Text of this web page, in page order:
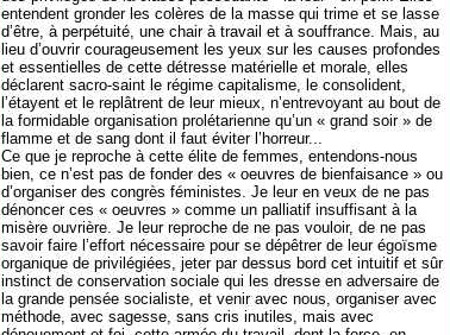
entendent gronder les colères de la masse qui trime et se lasse
d’être, à perpétuité, une chair à travail et à souffrance. Mais, au
lieu d’ouvrir courageusement les yeux sur les causes profondes
et essentielles de cette détresse matérielle et morale, elles
déclarent sacro-saint le régime capitalisme, le consolident,
l’étayent et le replâtrent de leur mieux, n’entrevoyant au bout de
la formidable organisation prolétarienne qu’un « grand soir » de
flamme et de sang dont il faut éviter l’horreur...
Ce que je reproche à cette élite de femmes, entendons-nous
bien, ce n’est pas de fonder des « oeuvres de bienfaisance » ou
d’organiser des congrès féministes. Je leur en veux de ne pas
dénoncer ces « oeuvres » comme un palliatif insuffisant à la
misère ouvrière. Je leur reproche de ne pas vouloir, de ne pas
savoir faire l’effort nécessaire pour se dépêtrer de leur égoïsme
organique de privilégiées, jeter par dessus bord cet intuitif et sûr
instinct de conservation sociale qui les dresse en adversaire de
la grande pensée socialiste, et venir avec nous, organiser avec
méthode, avec sagesse, sans cris inutiles, mais avec